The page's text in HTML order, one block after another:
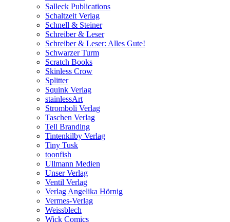
Salleck Publications
Schaltzeit Verlag
Schnell & Steiner
Schreiber & Leser
Schreiber & Leser: Alles Gute!
Schwarzer Turm
Scratch Books
Skinless Crow
Splitter
Squink Verlag
stainlessArt
Stromboli Verlag
Taschen Verlag
Tell Branding
Tintenkilby Verlag
Tiny Tusk
toonfish
Ullmann Medien
Unser Verlag
Ventil Verlag
Verlag Angelika Hörnig
Vermes-Verlag
Weissblech
Wick Comics